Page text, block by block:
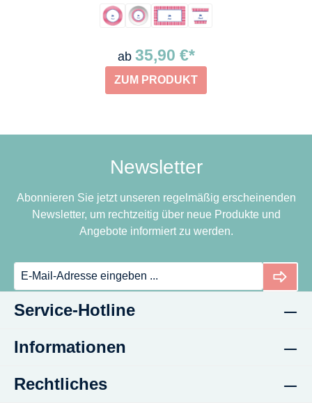
ab 35,90 €*
ZUM PRODUKT
Newsletter
Abonnieren Sie jetzt unseren regelmäßig erscheinenden
Newsletter, um rechtzeitig über neue Produkte und
Angebote informiert zu werden.
Service-Hotline
Informationen
Rechtliches